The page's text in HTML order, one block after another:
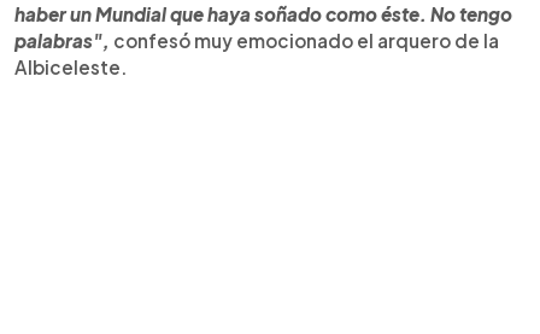
haber un Mundial que haya soñado como éste. No tengo
palabras", confesó muy emocionado el arquero de la
Albiceleste.